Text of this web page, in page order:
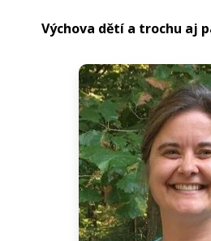
Výchova dětí a trochu aj